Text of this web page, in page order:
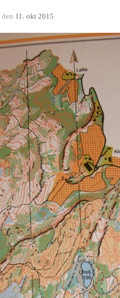
den 11. okt 2015